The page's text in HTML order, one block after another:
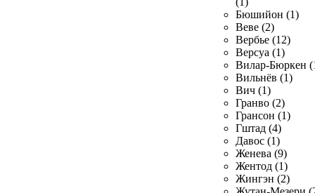
Бюшийон (1)
Веве (2)
Вербье (12)
Версуа (1)
Вилар-Бюркен
Вильнёв (1)
Вич (1)
Гранво (2)
Грансон (1)
Гштад (4)
Давос (1)
Женева (9)
Жентод (1)
Жингэн (2)